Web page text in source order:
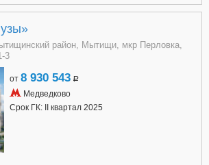
район, Мытищи, мкр Перловка,
3
от 8 930 543 a
Медведково
Срок ГК: II квартал 2025